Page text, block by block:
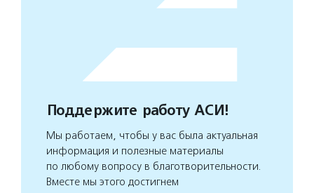
Поддержите работу АСИ!
Мы работаем, чтобы у вас была актуальная
информация и полезные материалы
по любому вопросу в благотворительности.
Вместе мы этого достигнем